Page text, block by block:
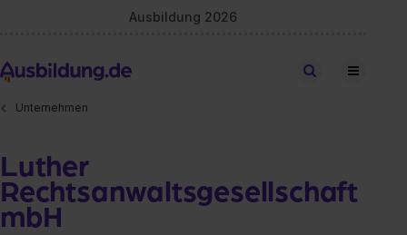
Ausbildung 2026
Stellen finden
Unternehmen
Luther
Rechtsanwaltsgesellschaft
mbH